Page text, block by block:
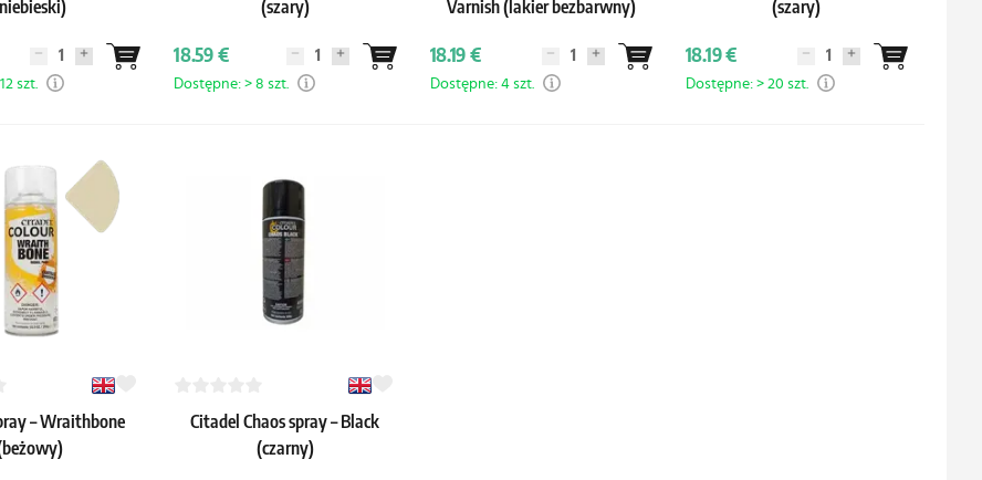
szt.
(szary)
18.59 €
Dostępne: > 8 szt.
Varnish (lakier bezbarwny)
18.19 €
Dostępne: 4 szt.
(szary)
18.19 €
Dostępne: > 20 szt.
– Wraithbone
Citadel Chaos spray – Black
(czarny)